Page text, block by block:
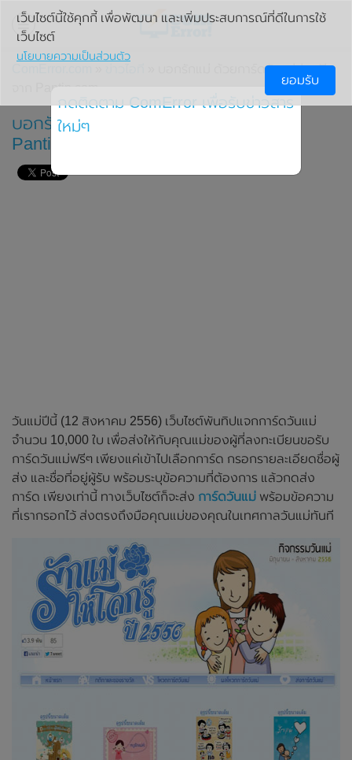
» บอกรักแม่ ด้วยการ์ดวันแม่ส่งฟรี
บอกรักแม่ ด้วยการ์ดวันแม่ส่งฟรีจาก
Pantip.com
วันแม่ปีนี้ (12 สิงหาคม 2556) เว็บไซต์พันทิปแจกการ์ดวันแม่
จำนวน 10,000 ใบ เพื่อส่งให้กับคุณแม่ของผู้ที่ลงทะเบียนขอรับ
การ์ดวันแม่ฟรีๆ เพียงแค่เข้าไปเลือกการ์ด กรอกรายละเอียดชื่อผู้
ส่ง และชื่อที่อยู่ผู้รับ พร้อมระบุข้อความที่ต้องการ แล้วกดส่ง
การ์ด เพียงเท่านี้ ทางเว็บไซต์ก็จะส่ง การ์ดวันแม่ พร้อมข้อความ
ที่เรากรอกไว้ ส่งตรงถึงมือคุณแม่ของคุณในเทศกาลวันแม่ทันที
เว็บไซต์นี้ใช้คุกกี้ เพื่อพัฒนา และเพิ่มประสบการณ์ที่ดีในการใช้
เว็บไซต์
นโยบายความเป็นส่วนตัว
ยอมรับ
กดติดตาม ComError เพื่อรับข่าวสาร
ใหม่ๆ